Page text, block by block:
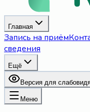
Главная
Запись на приём
сведения
Ещё
Версия для
Меню